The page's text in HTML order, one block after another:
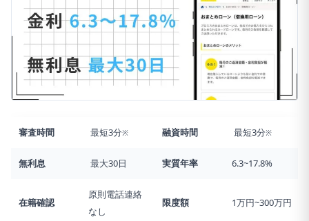
審査時間 最短3分※ 融資時間 最短3分※
無利息 最大30日 実質年率 6.3~17.8%
在籍確認
原則電話連絡
なし
限度額 1万円~300万円